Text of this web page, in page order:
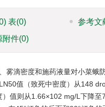
表(0) 参考文
附件(0)
雾滴密度和施药液量对小菜蛾
值（致死中密度）从148
值则从1.66×102 mg/L下降至